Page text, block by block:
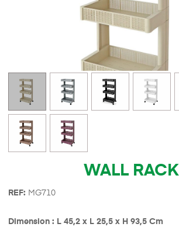
WALL RACK
REF: MG710
Dimension : L 45,2 x L 25,5 x H 93,5 Cm